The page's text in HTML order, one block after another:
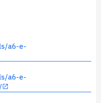
a6-e-
a6-e-